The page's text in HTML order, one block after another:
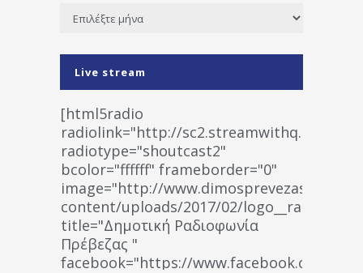
Ιστορικό
Live stream
[html5radio
radiolink="http://
radiotype="shoutcast2"
bcolor="ffffff" frameborder="0"
image="http://www.dimosprevezas.gr/wp-
content/uploads/2017/02/
title="Δημοτική Ραδιοφωνία
Πρέβεζας "
facebook="https://www.facebook.com/